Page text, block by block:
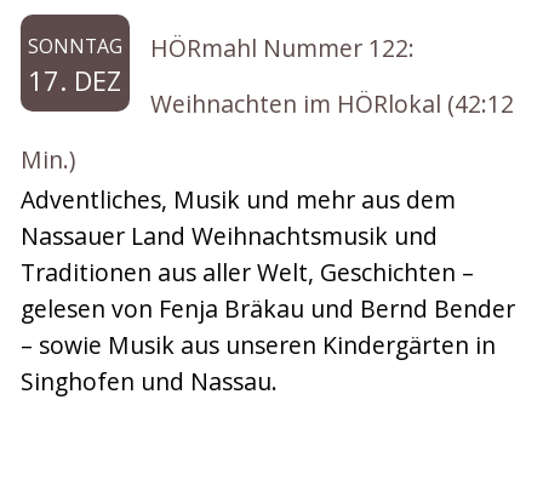
SONNTAG
17. DEZ
HÖRmahl Nummer 122:
Weihnachten im HÖRlokal (42:12
Min.)
Adventliches, Musik und mehr aus dem
Nassauer Land Weihnachtsmusik und
Traditionen aus aller Welt, Geschichten –
gelesen von Fenja Bräkau und Bernd Bender
– sowie Musik aus unseren Kindergärten in
Singhofen und Nassau.